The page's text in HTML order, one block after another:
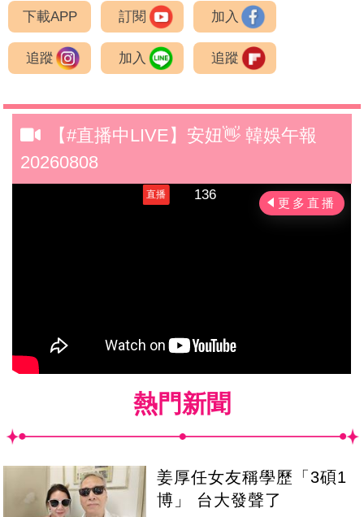
下載APP 訂閱 加入
追蹤 加入 追蹤
【#直播中LIVE】安妞👋 韓娛午報
20260808
熱門新聞
姜厚任女友稱學歷「3碩1
博」 台大發聲了